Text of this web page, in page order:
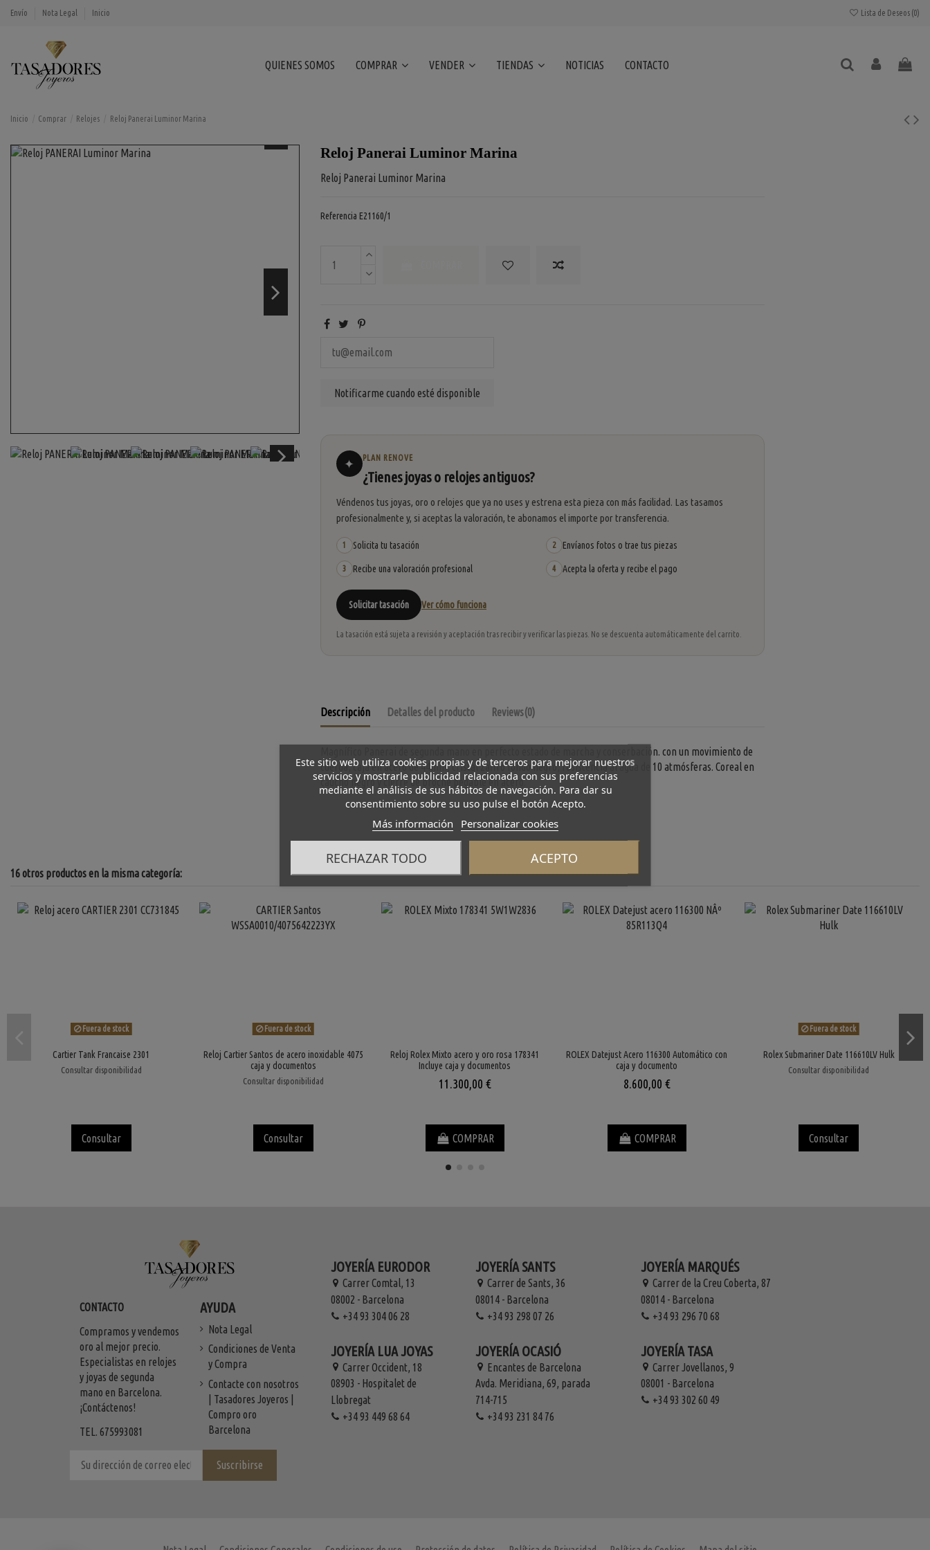
Envío Nota Legal Inicio Lista de Deseos (0)
QUIENES SOMOS COMPRAR VENDER TIENDAS NOTICIAS CONTACTO
Inicio Comprar Relojes Reloj Panerai Luminor Marina
Reloj Panerai Luminor Marina
Reloj Panerai Luminor Marina
Referencia E21160/1
✦ PLAN RENOVE
¿Tienes joyas o relojes antiguos?
Véndenos tus joyas, oro o relojes que ya no uses y estrena esta pieza con más facilidad. Las tasamos
profesionalmente y, si aceptas la valoración, te abonamos el importe por transferencia.
1 Solicita tu tasación 2 Envíanos fotos o trae tus piezas
3 Recibe una valoración profesional 4 Acepta la oferta y recibe el pago
Solicitar tasación Ver cómo funciona
La tasación está sujeta a revisión y aceptación tras recibir y verificar las piezas. No se descuenta automáticamente del carrito.
Descripción Detalles del producto Reviews(0)
Magnífico Panerai de segunda mano en perfecto estado de marcha y conserbación. con un movimiento de
cuerda, caja en acero de 44mm, cristal zafiro fondo negro, resistencia al agua de 10 atmósferas. Coreal en
caucho negro y cierre de broche pegable en acero.
16 otros productos en la misma categoría:
Fuera de stock
Cartier Tank Francaise 2301
Consultar disponibilidad
Consultar
Fuera de stock
Reloj Cartier Santos de acero inoxidable 4075
caja y documentos
Consultar disponibilidad
Consultar
Reloj Rolex Mixto acero y oro rosa 178341
Incluye caja y documentos
11.300,00 €
COMPRAR
ROLEX Datejust Acero 116300 Automático con
caja y documento
8.600,00 €
COMPRAR
Fuera de stock
Rolex Submariner Date 116610LV Hulk
Consultar disponibilidad
Consultar
CONTACTO
Compramos y vendemos
oro al mejor precio.
Especialistas en relojes
y joyas de segunda
mano en Barcelona.
¡Contáctenos!
TEL. 675993081
AYUDA
Nota Legal
Condiciones de Venta
y Compra
Contacte con nosotros
| Tasadores Joyeros |
Compro oro
Barcelona
JOYERÍA EURODOR
Carrer Comtal, 13
08002 - Barcelona
+34 93 304 06 28
JOYERÍA SANTS
Carrer de Sants, 36
08014 - Barcelona
+34 93 298 07 26
JOYERÍA LUA JOYAS
Carrer Occident, 18
08903 - Hospitalet de
Llobregat
+34 93 449 68 64
JOYERÍA OCASIÓ
Encantes de Barcelona
Avda. Meridiana, 69, parada
714-715
+34 93 231 84 76
JOYERÍA MARQUÉS
Carrer de la Creu Coberta, 87
08014 - Barcelona
+34 93 296 70 68
JOYERÍA TASA
Carrer Jovellanos, 9
08001 - Barcelona
+34 93 302 60 49
Este sitio web utiliza cookies propias y de terceros para mejorar nuestros
servicios y mostrarle publicidad relacionada con sus preferencias
mediante el análisis de sus hábitos de navegación. Para dar su
consentimiento sobre su uso pulse el botón Acepto.
Más información Personalizar cookies
RECHAZAR TODO ACEPTO